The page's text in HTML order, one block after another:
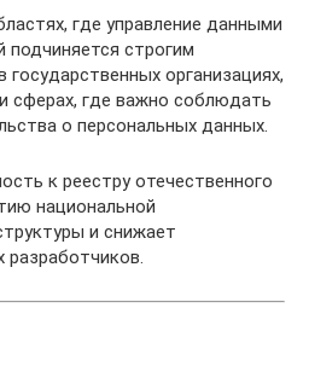
где управление данными
подчиняется строгим
государственных организациях,
сферах, где важно соблюдать
о персональных данных.
к реестру отечественного
национальной
и снижает